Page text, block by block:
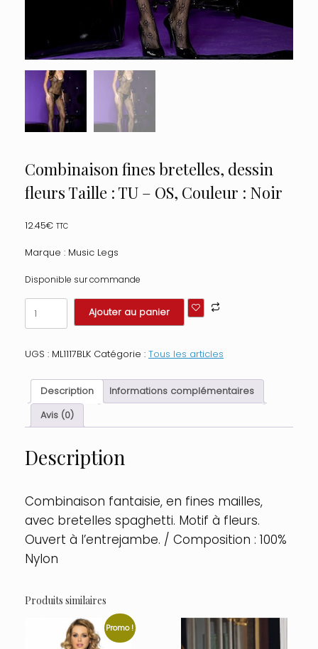
Combinaison fines bretelles, dessin
fleurs Taille : TU – OS, Couleur : Noir
12.45€ TTC
Marque : Music Legs
Disponible sur commande
quantité
de
Combinaison
bretelles,
fleurs
Taille
TU
OS,
Couleur
Ajouter au panier
UGS : ML1117BLK Catégorie : Tous les articles
Description
Informations complémentaires
Avis (0)
Description
Combinaison fantaisie, en fines mailles,
avec bretelles spaghetti. Motif à fleurs.
Ouvert à l’entrejambe. / Composition : 100%
Nylon
Produits similaires
Promo !